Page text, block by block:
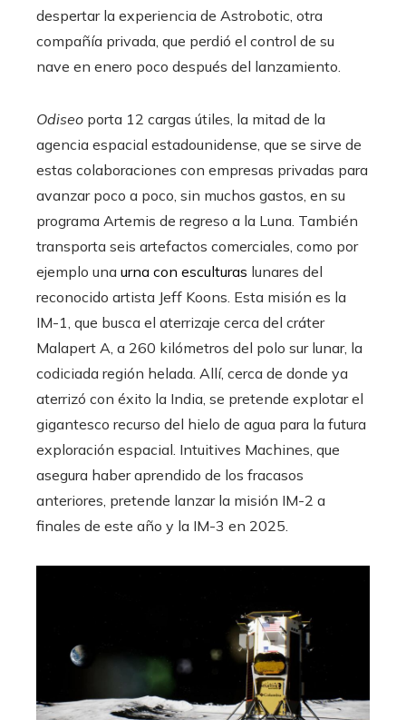
despertar la experiencia de Astrobotic, otra
compañía privada, que perdió el control de su
nave en enero poco después del lanzamiento.
Odiseo porta 12 cargas útiles, la mitad de la
agencia espacial estadounidense, que se sirve de
estas colaboraciones con empresas privadas para
avanzar poco a poco, sin muchos gastos, en su
programa Artemis de regreso a la Luna. También
transporta seis artefactos comerciales, como por
ejemplo una urna con esculturas lunares del
reconocido artista Jeff Koons. Esta misión es la
IM-1, que busca el aterrizaje cerca del cráter
Malapert A, a 260 kilómetros del polo sur lunar, la
codiciada región helada. Allí, cerca de donde ya
aterrizó con éxito la India, se pretende explotar el
gigantesco recurso del hielo de agua para la futura
exploración espacial. Intuitives Machines, que
asegura haber aprendido de los fracasos
anteriores, pretende lanzar la misión IM-2 a
finales de este año y la IM-3 en 2025.